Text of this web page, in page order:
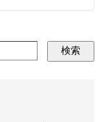
検索